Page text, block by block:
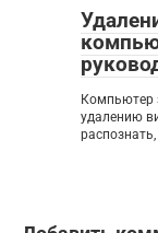
Компьютер
удалению